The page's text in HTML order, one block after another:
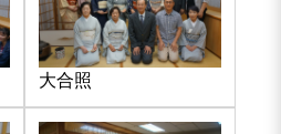
大合照